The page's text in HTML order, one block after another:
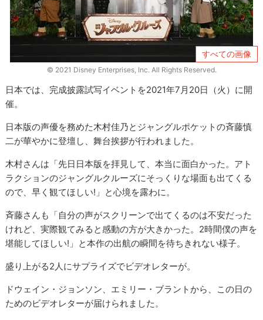
すべての画像
© 2021 Disney Enterprises, Inc. All Rights Reserved.
日本では、完成披露試写イベントを2021年7月20日（火）に開
催。
日本版の声優を務めた木村佳乃とジャングルポケットの斉藤慎
二が華やかに登壇し、舞台挨拶が行われました。
木村さんは「先日日本版を拝見して、本当に面白かった。アト
ラクションのジャングルクルーズにそっくりな場面も出てくる
ので、早く観てほしい!」と心境を露わに。
斉藤さんも「自分の声がスクリーンで出てくるのは不安だった
けれど、実際観てみると感動の方が大きかった。2時間僕の声を
堪能してほしい!」と本作の出航の瞬間を待ちきれない様子。
盛り上がる2人にサプライズでビデオレターが。
ドウェイン・ジョンソン、エミリー・ブラントから、この日の
ためのビデオレターが届けられました。